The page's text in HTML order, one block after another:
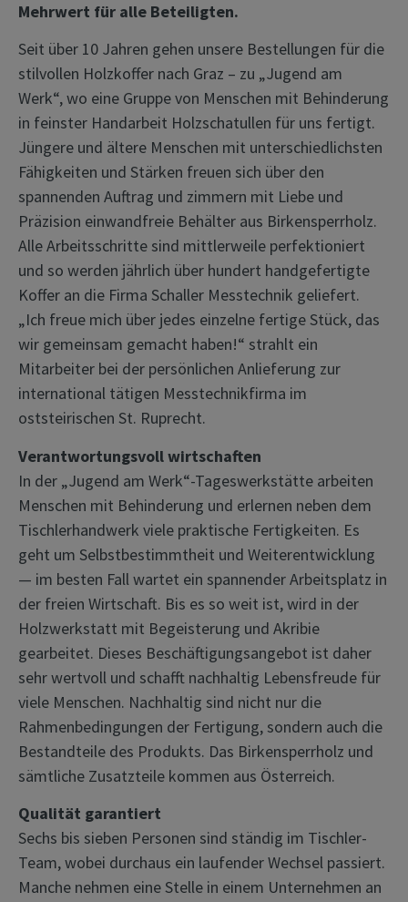
Mehrwert für alle Beteiligten.
Seit über 10 Jahren gehen unsere Bestellungen für die
stilvollen Holzkoffer nach Graz – zu „Jugend am
Werk“, wo eine Gruppe von Menschen mit Behinderung
in feinster Handarbeit Holzschatullen für uns fertigt.
Jüngere und ältere Menschen mit unterschiedlichsten
Fähigkeiten und Stärken freuen sich über den
spannenden Auftrag und zimmern mit Liebe und
Präzision einwandfreie Behälter aus Birkensperrholz.
Alle Arbeitsschritte sind mittlerweile perfektioniert
und so werden jährlich über hundert handgefertigte
Koffer an die Firma Schaller Messtechnik geliefert.
„Ich freue mich über jedes einzelne fertige Stück, das
wir gemeinsam gemacht haben!“ strahlt ein
Mitarbeiter bei der persönlichen Anlieferung zur
international tätigen Messtechnikfirma im
oststeirischen St. Ruprecht.
Verantwortungsvoll wirtschaften
In der „Jugend am Werk“-Tageswerkstätte arbeiten
Menschen mit Behinderung und erlernen neben dem
Tischlerhandwerk viele praktische Fertigkeiten. Es
geht um Selbstbestimmtheit und Weiterentwicklung
— im besten Fall wartet ein spannender Arbeitsplatz in
der freien Wirtschaft. Bis es so weit ist, wird in der
Holzwerkstatt mit Begeisterung und Akribie
gearbeitet. Dieses Beschäftigungsangebot ist daher
sehr wertvoll und schafft nachhaltig Lebensfreude für
viele Menschen. Nachhaltig sind nicht nur die
Rahmenbedingungen der Fertigung, sondern auch die
Bestandteile des Produkts. Das Birkensperrholz und
sämtliche Zusatzteile kommen aus Österreich.
Qualität garantiert
Sechs bis sieben Personen sind ständig im Tischler-
Team, wobei durchaus ein laufender Wechsel passiert.
Manche nehmen eine Stelle in einem Unternehmen an